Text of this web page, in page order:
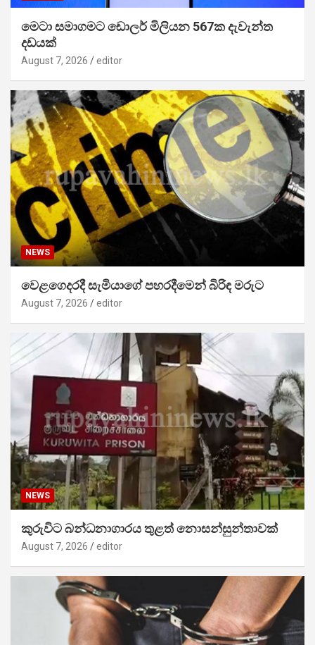
මෙටා සමාගමට ඩොලර් මිලියන 567ක දැවැන්ත
දඩයක්
August 7, 2026 editor
NEWS
වෙළගෙදරදී සැමියාගේ පහරදීමෙන් බිරිඳ මරුට
August 7, 2026 editor
NEWS
කුරුවිට බන්ධනාගාරය තුළත් නොසන්සුන්තාවක්
August 7, 2026 editor